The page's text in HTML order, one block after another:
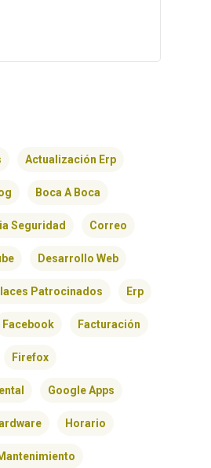
Actualización Erp
Boca A Boca
Seguridad Correo
Desarrollo Web
Patrocinados Erp
Facebook Facturación
Firefox
Google Apps
Horario
INICIO